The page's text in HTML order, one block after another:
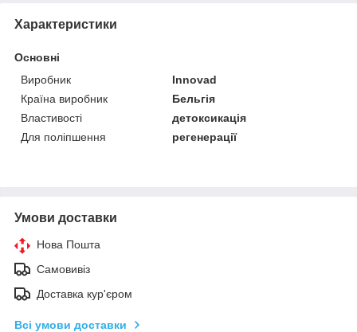
Характеристики
Основні
Виробник
Innovad
Країна виробник
Бельгія
Властивості
детоксикація
Для поліпшення
регенерації
Умови доставки
Нова Пошта
Самовивіз
Доставка кур'єром
Всі умови доставки